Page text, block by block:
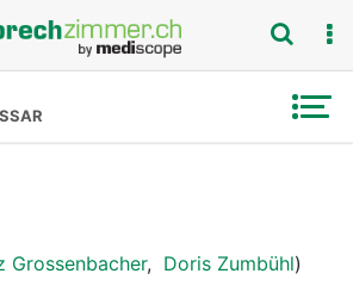
Grossenbacher, Doris Zumbühl)